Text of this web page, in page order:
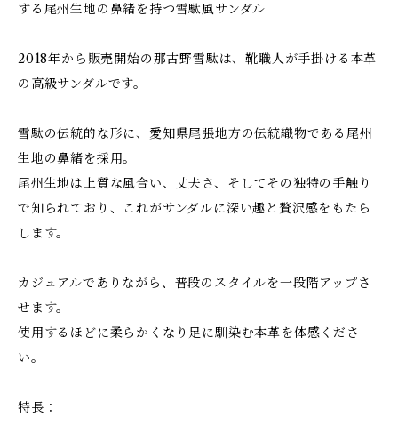
する尾州生地の鼻緒を持つ雪駄風サンダル
2018年から販売開始の那古野雪駄は、靴職人が手掛ける本革
の高級サンダルです。
雪駄の伝統的な形に、愛知県尾張地方の伝統織物である尾州
生地の鼻緒を採用。
尾州生地は上質な風合い、丈夫さ、そしてその独特の手触り
で知られており、これがサンダルに深い趣と贅沢感をもたら
します。
カジュアルでありながら、普段のスタイルを一段階アップさ
せます。
使用するほどに柔らかくなり足に馴染む本革を体感くださ
い。
特長：